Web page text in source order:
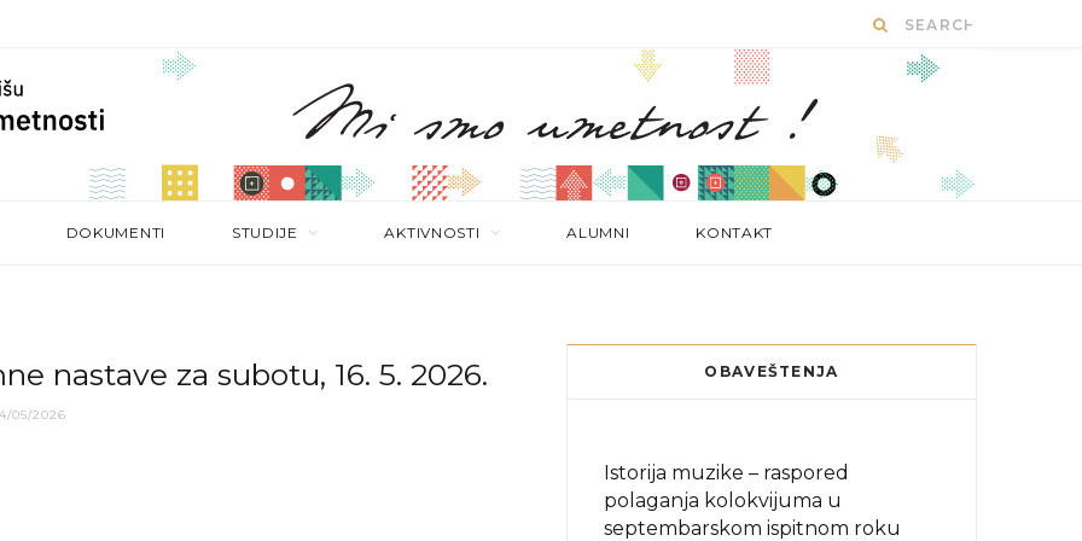
DOKUMENTI STUDIJE AKTIVNOSTI ALUMNI KONTAKT
nastave za subotu, 16. 5. 2026.
05/2026
OBAVEŠTENJA
Istorija muzike – raspored
polaganja kolokvijuma u
septembarskom ispitnom roku